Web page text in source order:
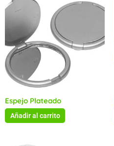
Espejo Plateado
Añadir al carrito